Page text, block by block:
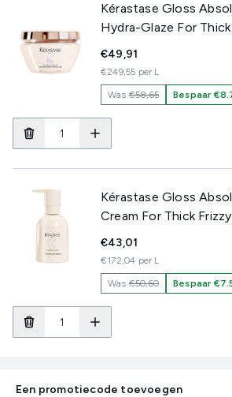
Kérastase Gloss
Hydra-Glaze For
€49,91
€249,55 per L
Was€58,65 Bespaar
Kérastase Gloss
Cream For Thick
€43,01
€172,04 per L
Was€50,60 Bespaar
Een promotiecode toevoegen